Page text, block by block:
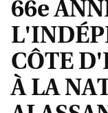
66e
CÔTE
À LA